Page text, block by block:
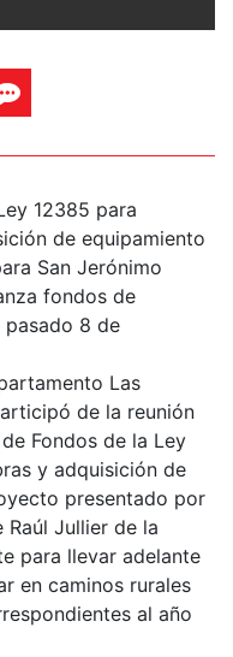
12385 para
de equipamiento
San Jerónimo
fondos de
8 de
Las
de la reunión
Fondos de la Ley
y adquisición de
presentado por
Raúl Jullier de la
para llevar adelante
en caminos rurales
al año